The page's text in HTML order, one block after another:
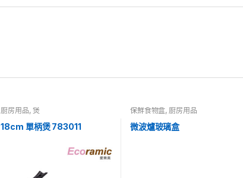
廚房用品, 煲
18cm 單柄煲 783011
保鮮食物盒, 廚房用品
微波爐玻璃盒